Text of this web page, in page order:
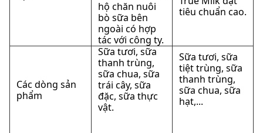
hộ chăn nuôi
bò sữa bên
ngoài có hợp
tác với công ty.
tiêu chuẩn cao.
Các dòng sản
phẩm
Sữa tươi, sữa
thanh trùng,
sữa chua, sữa
trái cây, sữa
đặc, sữa thực
vật.
Sữa tươi, sữa
tiệt trùng, sữa
thanh trùng,
sữa chua, sữa
hạt,...